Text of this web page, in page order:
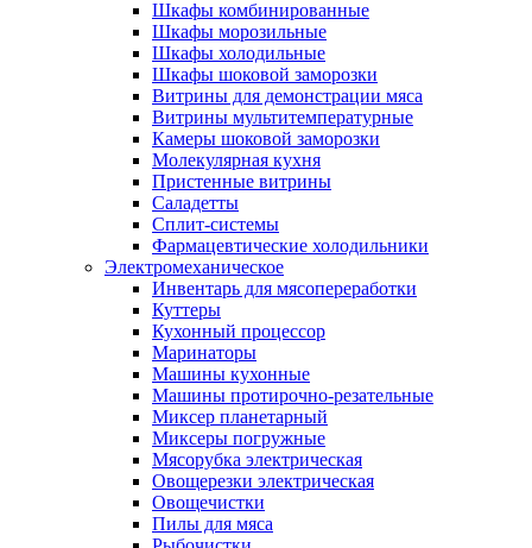
Шкафы комбинированные
Шкафы морозильные
Шкафы холодильные
Шкафы шоковой заморозки
Витрины для демонстрации мяса
Витрины мультитемпературные
Камеры шоковой заморозки
Молекулярная кухня
Пристенные витрины
Саладетты
Сплит-системы
Фармацевтические холодильники
Электромеханическое
Инвентарь для мясопереработки
Куттеры
Кухонный процессор
Маринаторы
Машины кухонные
Машины протирочно-резательные
Миксер планетарный
Миксеры погружные
Мясорубка электрическая
Овощерезки электрическая
Овощечистки
Пилы для мяса